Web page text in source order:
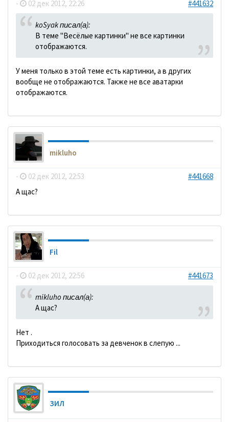
- 02 дек 2012, 22:26 #441632
koSyak писал(а):
В теме "Весёлые картинки" не все картинки
отображаются.
У меня только в этой теме есть картинки, а в других
вообще не отображаются. Также не все аватарки
отображаются.
mikluho
- 02 дек 2012, 22:53
#441668
А щас?
Fil
- 02 дек 2012, 22:56 #441673
mikluho писал(а):
А щас?
Нет .
Приходиться голосовать за девченок в слепую ...
ЗИЛ